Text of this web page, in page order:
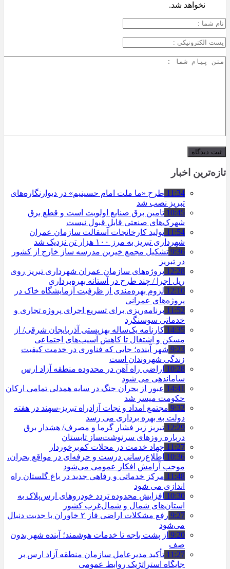
نخواهد شد.
تازه‌ترین اخبار
11:34 طرح «ما ملت امام حسینیم» در دیوارنگاره‌های
تبریز نصب شد
10:45 تامین برق صنایع اولویت است و قطع برق
شهرک‌های صنعتی قابل قبول نیست
11:54 تولید کارخانجات آسفالت سازمان عمران
شهرداری تبریز به مرز ۱۰۰ هزار تن نزدیک شد
9:36 تشکیل مجمع خیرین مدرسه ‌ساز خارج از کشور
در تبریز
12:28 پروژه‌های سازمان عمران شهرداری تبریز روی
ریل اجرا / چند طرح در آستانه بهره‌برداری
12:10 لزوم بهره‌مندی از ظرفیت آزمایشگاه خاک در
پروژه‌های عمرانی
11:52 برنامه‌ریزی برای تسریع اجرای پروژه تجاری و
خدماتی سوسنگرد
14:35 کارنامه یک‌ساله بهزیستی آذربایجان شرقی/ از
مسکن و اشتغال تا کاهش آسیب‌های اجتماعی
9:23 شهر آینده؛ جایی که فناوری در خدمت کیفیت
زندگی شهروندان است
10:28 اراضی راه آهن در محدوده منطقه آزاد ارس
ساماندهی می شود
14:41 عبور از بحران جنگ در سایه همدلی تمامی ارکان
حکومت میسر شد
9:32 مجتمع امداد و نجات آزادراه تبریز-سهند در هفته
دولت به بهره ‌برداری می‌ رسد
12:29 تبریز زیر فشار گرما و مصرف/ هشدار برق
درباره روزهای سرنوشت‌ساز تابستان
11:27 جهاد خدمت در محلات کم‌برخوردار
10:36 اطلاع‌رسانی درست و حرفه‌ای در مواقع بحران،
موجب آرامش افکار عمومی می‌شود
11:48 مرکز خدماتی و رفاهی جدید در باغ گلستان راه
اندازی می شود
10:30 افزایش محدوده تردد خودروهای ارس‌پلاک به
استان‌های شمال و شمال‌غرب کشور
9:27
رفع مشکلات اراضی فاز ۲ خاوران با جدیت دنبال
می‌شود
9:20 از پشت باجه تا خدمات هوشمند؛ آینده شهر بدون
صف
11:27 تأکید مدیرعامل سازمان منطقه آزاد ارس بر
جایگاه استراتژیک روابط عمومی